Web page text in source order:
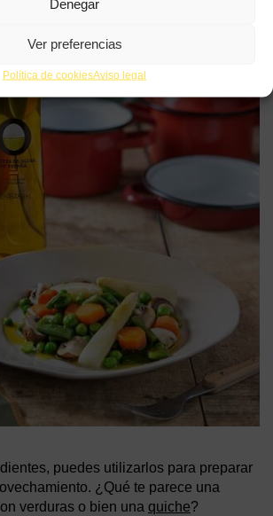
Denegar
Ver preferencias
Política de cookiesAviso legal
puedes utilizarlos para preparar
¿Qué te parece una
verduras o bien una quiche?